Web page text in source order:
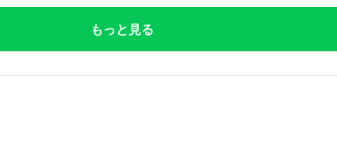
もっと見る